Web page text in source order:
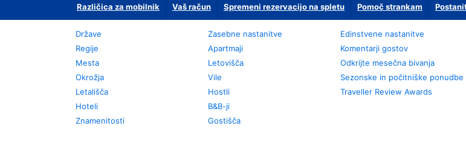
Različica za mobilnik Vaš račun Spremeni rezervacijo na spletu Pomoč strankam
Države
Regije
Mesta
Okrožja
Letališča
Hoteli
Znamenitosti
Zasebne nastanitve
Apartmaji
Letovišča
Vile
Hostli
B&B-ji
Gostišča
Edinstvene nastanitve
Komentarji gostov
Odkrijte mesečna bivanja
Sezonske in počitniške ponudbe
Traveller Review Awards